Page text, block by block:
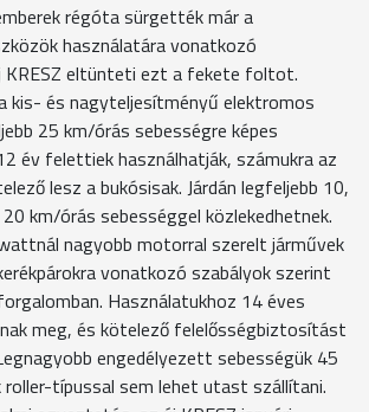
régóta sürgették már a
használatára vonatkozó
KRESZ eltünteti ezt a fekete foltot.
kis- és nagyteljesítményű elektromos
25 km/órás sebességre képes
év felettiek használhatják, számukra az
lesz a bukósisak. Járdán legfeljebb 10,
km/órás sebességgel közlekedhetnek.
nagyobb motorral szerelt járművek
vonatkozó szabályok szerint
Használatukhoz 14 éves
meg, és kötelező felelősségbiztosítást
engedélyezett sebességük 45
roller-típussal sem lehet utast szállítani.